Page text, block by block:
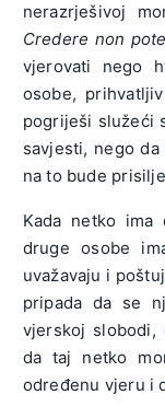
nerazrješivoj
Credere non
vjerovati nego
osobe,
pogriješi služeći
savjesti, nego
na to bude
Kada netko ima
druge osobe
uvažavaju i
pripada da se
vjerskoj slobodi,
da taj netko
određenu vjeru i